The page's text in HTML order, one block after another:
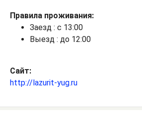
Правила проживания:
Заезд : с 13:00
Выезд : до 12:00
Сайт:
http://lazurit-yug.ru